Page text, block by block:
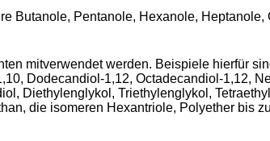
Butanole, Pentanole, Hexanole, Heptanole,
mitverwendet werden. Beispiele hierfür
Dodecandiol-1,12, Octadecandiol-1,12,
Diethylenglykol, Triethylenglykol,
die isomeren Hexantriole, Polyether bis